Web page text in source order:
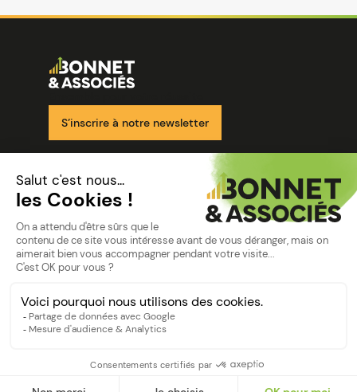
Image
S’inscrire à notre newsletter
Nos solutions
Nos cabinets
Mon espace client
Politique de confidentialité
©Bonnet2023